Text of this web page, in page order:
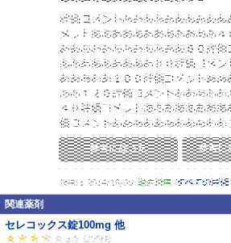
関連薬剤
セレコックス錠100mg 他